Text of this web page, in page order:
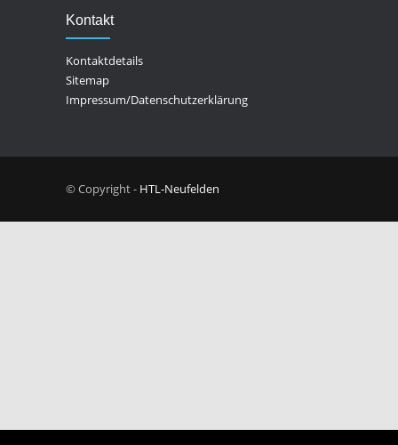
Kontakt
Kontaktdetails
Sitemap
Impressum/Datenschutzerklärung
© Copyright - HTL-Neufelden